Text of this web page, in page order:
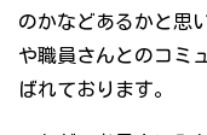
のかなどあるかと思
や職員さんとのコミ
ばれております。